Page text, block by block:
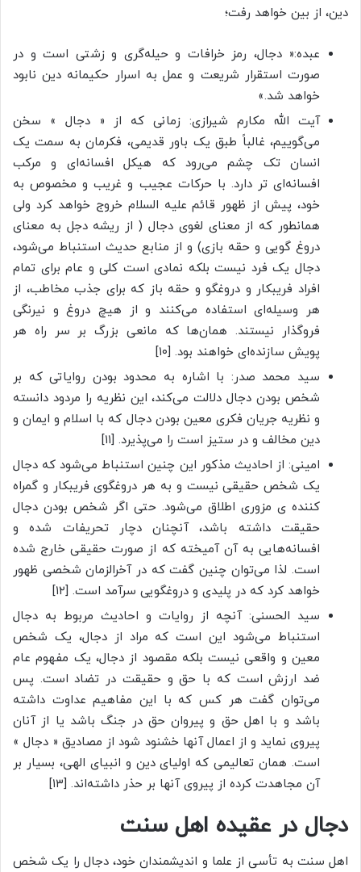
دین، از بین خواهد رفت؛
عبده:« دجال، رمز خرافات و حیله‌گری و زشتی است و در
صورت استقرار شریعت و عمل به اسرار حکیمانه دین نابود
خواهد شد.»
آیت الله مکارم شیرازی: زمانی که از « دجال » سخن
می‌گوییم، غالباً طبق یک باور قدیمی، فکرمان به سمت یک
انسان تک چشم می‌رود که هیکل افسانه‌ای و مرکب
افسانه‌ای تر دارد. با حرکات عجیب و غریب و مخصوص به
خود، پیش از ظهور قائم علیه السلام خروج خواهد کرد ولی
همانطور که از معنای لغوی دجال ( از ریشه دجل به معنای
دروغ گویی و حقه بازی) و از منابع حدیث استنباط می‌شود،
دجال یک فرد نیست بلکه نمادی است کلی و عام برای تمام
افراد فریبکار و دروغگو و حقه باز که برای جذب مخاطب، از
هر وسیله‌ای استفاده می‌کنند و از هیچ دروغ و نیرنگی
فروگذار نیستند. همان‌ها که مانعی بزرگ بر سر راه هر
پویش سازنده‌ای خواهند بود. [۱۰]
سید محمد صدر: با اشاره به محدود بودن روایاتی که بر
شخص بودن دجال دلالت می‌کند، این نظریه را مردود دانسته
و نظریه جریان فکری معین بودن دجال که با اسلام و ایمان و
دین مخالف و در ستیز است را می‌پذیرد. [۱۱]
امینی: از احادیث مذکور این چنین استنباط می‌شود که دجال
یک شخص حقیقی نیست و به هر دروغگوی فریبکار و گمراه
کننده ی مزوری اطلاق می‌شود. حتی اگر شخص بودن دجال
حقیقت داشته باشد، آنچنان دچار تحریفات شده و
افسانه‌هایی به آن آمیخته که از صورت حقیقی خارج شده
است. لذا می‌توان چنین گفت که در آخرالزمان شخصی ظهور
خواهد کرد که در پلیدی و دروغگویی سرآمد است. [۱۲]
سید الحسنی: آنچه از روایات و احادیث مربوط به دجال
استنباط می‌شود این است که مراد از دجال، یک شخص
معین و واقعی نیست بلکه مقصود از دجال، یک مفهوم عام
ضد ارزش است که با حق و حقیقت در تضاد است. پس
می‌توان گفت هر کس که با این مفاهیم عداوت داشته
باشد و با اهل حق و پیروان حق در جنگ باشد یا از آنان
پیروی نماید و از اعمال آنها خشنود شود از مصادیق « دجال »
است. همان تعالیمی که اولیای دین و انبیای الهی، بسیار بر
آن مجاهدت کرده از پیروی آنها بر حذر داشته‌اند. [۱۳]
دجال در عقیده اهل سنت
اهل سنت به تأسی از علما و اندیشمندان خود، دجال را یک شخص